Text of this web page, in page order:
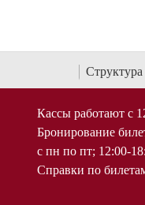
Структура
Кассы работают с
Бронирование
с пн по пт; 12:00-
Справки по